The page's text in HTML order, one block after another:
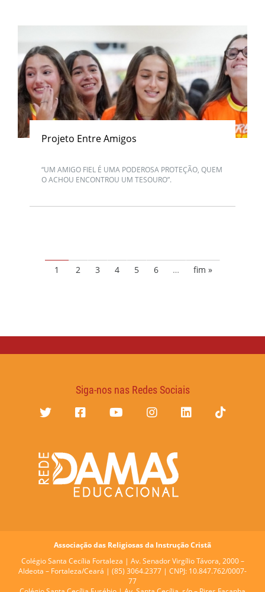
Projeto Entre Amigos
“UM AMIGO FIEL É UMA PODEROSA PROTEÇÃO, QUEM
O ACHOU ENCONTROU UM TESOURO”.
1 2 3 4 5 6 … fim »
Siga-nos nas Redes Sociais
Associação das Religiosas da Instrução Cristã
Colégio Santa Cecília Fortaleza | Av. Senador Virgílio Távora, 2000 –
Aldeota – Fortaleza/Ceará | (85) 3064.2377 | CNPJ: 10.847.762/0007-
77